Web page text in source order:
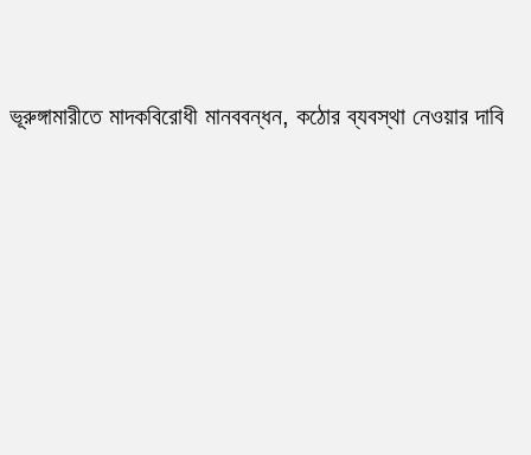
ভূরুঙ্গামারীতে মাদকবিরোধী মানববন্ধন, কঠোর ব্যবস্থা নেওয়ার দাবি